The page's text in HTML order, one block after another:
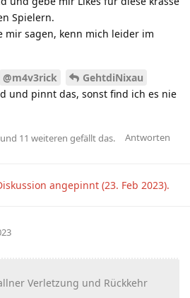
Spielern.
mir sagen, kenn mich leider im
@m4v3rick
GehtdiNixau
und pinnt das, sonst find ich es nie
Antworten
, und 11 weiteren gefällt das.
angepinnt (23. Feb 2023).
Verletzung und Rückkehr